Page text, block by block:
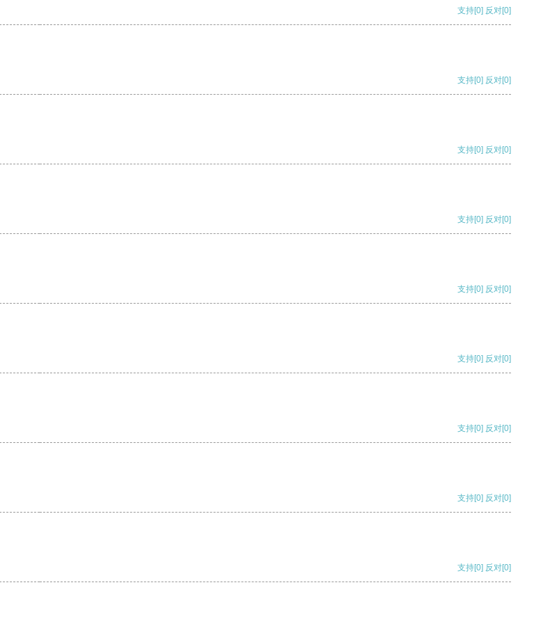
支持[0] 反对[0]
支持[0] 反对[0]
支持[0] 反对[0]
支持[0] 反对[0]
支持[0] 反对[0]
支持[0] 反对[0]
支持[0] 反对[0]
支持[0] 反对[0]
支持[0] 反对[0]